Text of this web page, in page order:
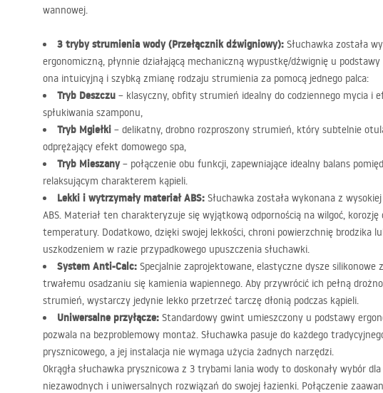
wannowej.
3 tryby strumienia wody (Przełącznik dźwigniowy): Słuchawka została
ergonomiczną, płynnie działającą mechaniczną wypustkę/dźwignię u
ona intuicyjną i szybką zmianę rodzaju strumienia za pomocą jednego palca:
Tryb Deszczu – klasyczny, obfity strumień idealny do codziennego mycia i
spłukiwania szamponu,
Tryb Mgiełki – delikatny, drobno rozproszony strumień, który subtelnie
odprężający efekt domowego spa,
Tryb Mieszany– połączenie obu funkcji, zapewniające idealny balans
relaksującym charakterem kąpieli.
Lekki i wytrzymały materiałABS: Słuchawka została wykonana z
ABS. Materiał ten charakteryzuje się wyjątkową odpornością na wilgoć, korozję
temperatury. Dodatkowo, dzięki swojej lekkości, chroni powierzchnię brodzika
uszkodzeniem w razie przypadkowego upuszczenia słuchawki.
System Anti-Calc: Specjalnie zaprojektowane, elastyczne dysze silikonowe
trwałemu osadzaniu się kamienia wapiennego. Aby przywrócić ich pełną
strumień, wystarczy jedynie lekko przetrzeć tarczę dłonią podczas kąpieli.
Uniwersalne przyłącze: Standardowy gwint umieszczony u podstawy
pozwala na bezproblemowy montaż. Słuchawka pasuje do każdego
prysznicowego, a jej instalacja nie wymaga użycia żadnych narzędzi.
Okrągła słuchawka prysznicowa z 3 trybami lania wody to doskonały wybór
niezawodnych i uniwersalnych rozwiązań do swojej łazienki. Połączenie